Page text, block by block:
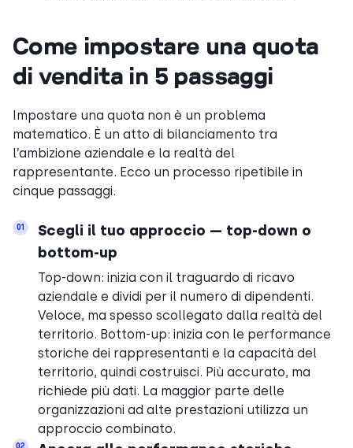
Come impostare una quota
di vendita in 5 passaggi
Impostare una quota non è un problema
matematico. È un atto di bilanciamento tra
l’ambizione aziendale e la realtà del
rappresentante. Ecco un processo ripetibile in
cinque passaggi.
01
Scegli il tuo approccio — top-down o
bottom-up
Top-down: inizia con il traguardo di ricavo
aziendale e dividi per il numero di dipendenti.
Veloce, ma spesso scollegato dalla realtà del
territorio. Bottom-up: inizia con le performance
storiche dei rappresentanti e la capacità del
territorio, quindi costruisci. Più accurato, ma
richiede più dati. La maggior parte delle
organizzazioni ad alte prestazioni utilizza un
approccio combinato.
02